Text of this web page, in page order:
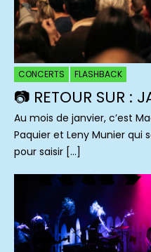
CONCERTS FLASHBACK
📷 RETOUR SUR :
Au mois de janvier, c’est
Paquier et Leny Munier qui
pour saisir […]